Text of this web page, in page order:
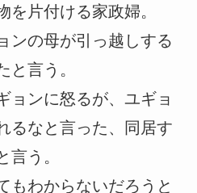
を片付ける家政婦。
ンの母が引っ越しする
と言う。
ョンに怒るが、ユギョ
るなと言った、同居す
言う。
もわからないだろうと